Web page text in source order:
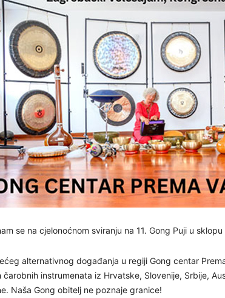
se na cjelonoćnom sviranju na 11. Gong Puji u
alternativnog događanja u regiji Gong centar
čarobnih instrumenata iz Hrvatske, Slovenije, Srbije,
Naša Gong obitelj ne poznaje granice!